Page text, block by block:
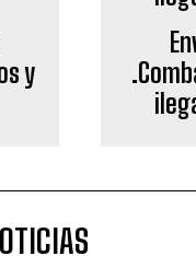
y